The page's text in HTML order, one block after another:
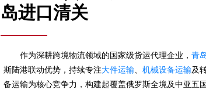
岛进口清关
作为深耕跨境物流领域的国家级货运代理企业， 青
斯陆港联动优势，持续专注大件运输、 机械设备运输及
备运输为核心竞争力，构建起覆盖俄罗斯全境及中亚